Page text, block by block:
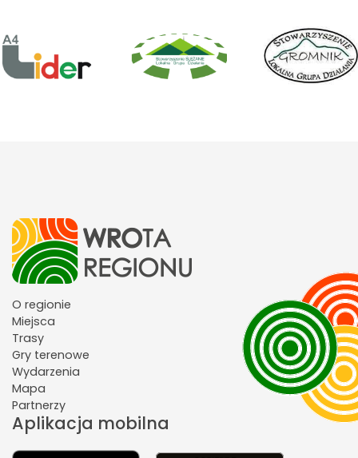
O regionie
Miejsca
Trasy
Gry terenowe
Wydarzenia
Mapa
Partnerzy
Aplikacja mobilna